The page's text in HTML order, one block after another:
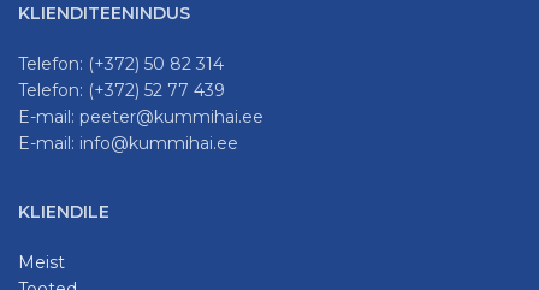
KLIENDITEENINDUS
Telefon: (+372) 50 82 314
Telefon: (+372) 52 77 439
E-mail: peeter@kummihai.ee
E-mail: info@kummihai.ee
KLIENDILE
Meist